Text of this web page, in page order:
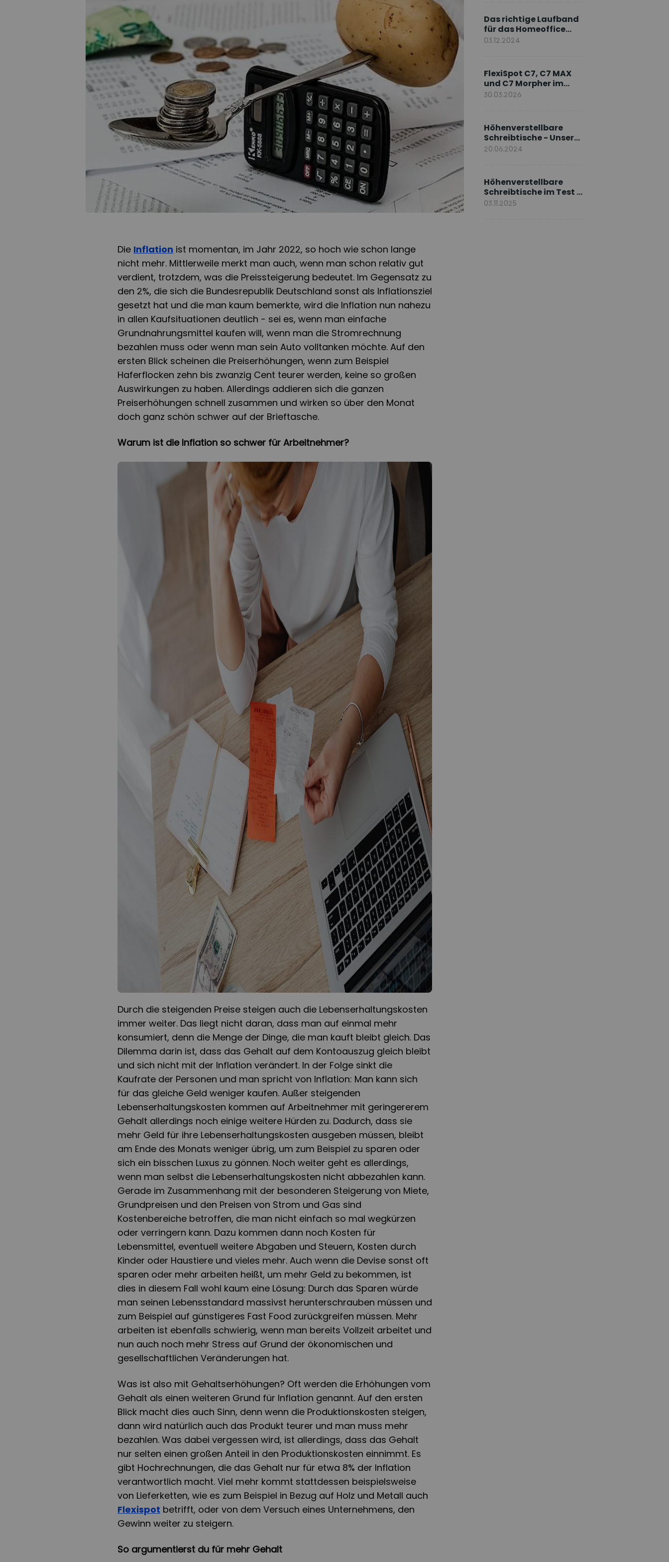
Die Inflation ist momentan, im Jahr 2022, so hoch wie schon lange
nicht mehr. Mittlerweile merkt man auch, wenn man schon relativ gut
verdient, trotzdem, was die Preissteigerung bedeutet. Im Gegensatz zu
den 2%, die sich die Bundesrepublik Deutschland sonst als Inflationsziel
gesetzt hat und die man kaum bemerkte, wird die Inflation nun nahezu
in allen Kaufsituationen deutlich - sei es, wenn man einfache
Grundnahrungsmittel kaufen will, wenn man die Stromrechnung
bezahlen muss oder wenn man sein Auto volltanken möchte. Auf den
ersten Blick scheinen die Preiserhöhungen, wenn zum Beispiel
Haferflocken zehn bis zwanzig Cent teurer werden, keine so großen
Auswirkungen zu haben. Allerdings addieren sich die ganzen
Preiserhöhungen schnell zusammen und wirken so über den Monat
doch ganz schön schwer auf der Brieftasche.
Warum ist die Inflation so schwer für Arbeitnehmer?
Durch die steigenden Preise steigen auch die Lebenserhaltungskosten
immer weiter. Das liegt nicht daran, dass man auf einmal mehr
konsumiert, denn die Menge der Dinge, die man kauft bleibt gleich. Das
Dilemma darin ist, dass das Gehalt auf dem Kontoauszug gleich bleibt
und sich nicht mit der Inflation verändert. In der Folge sinkt die
Kaufrate der Personen und man spricht von Inflation: Man kann sich
für das gleiche Geld weniger kaufen. Außer steigenden
Lebenserhaltungskosten kommen auf Arbeitnehmer mit geringererem
Gehalt allerdings noch einige weitere Hürden zu. Dadurch, dass sie
mehr Geld für ihre Lebenserhaltungskosten ausgeben müssen, bleibt
am Ende des Monats weniger übrig, um zum Beispiel zu sparen oder
sich ein bisschen Luxus zu gönnen. Noch weiter geht es allerdings,
wenn man selbst die Lebenserhaltungskosten nicht abbezahlen kann.
Gerade im Zusammenhang mit der besonderen Steigerung von Miete,
Grundpreisen und den Preisen von Strom und Gas sind
Kostenbereiche betroffen, die man nicht einfach so mal wegkürzen
oder verringern kann. Dazu kommen dann noch Kosten für
Lebensmittel, eventuell weitere Abgaben und Steuern, Kosten durch
Kinder oder Haustiere und vieles mehr. Auch wenn die Devise sonst oft
sparen oder mehr arbeiten heißt, um mehr Geld zu bekommen, ist
dies in diesem Fall wohl kaum eine Lösung: Durch das Sparen würde
man seinen Lebensstandard massivst herunterschrauben müssen und
zum Beispiel auf günstigeres Fast Food zurückgreifen müssen. Mehr
arbeiten ist ebenfalls schwierig, wenn man bereits Vollzeit arbeitet und
nun auch noch mehr Stress auf Grund der ökonomischen und
gesellschaftlichen Veränderungen hat.
Was ist also mit Gehaltserhöhungen? Oft werden die Erhöhungen vom
Gehalt als einen weiteren Grund für Inflation genannt. Auf den ersten
Blick macht dies auch Sinn, denn wenn die Produktionskosten steigen,
dann wird natürlich auch das Produkt teurer und man muss mehr
bezahlen. Was dabei vergessen wird, ist allerdings, dass das Gehalt
nur selten einen großen Anteil in den Produktionskosten einnimmt. Es
gibt Hochrechnungen, die das Gehalt nur für etwa 8% der Inflation
verantwortlich macht. Viel mehr kommt stattdessen beispielsweise
von Lieferketten, wie es zum Beispiel in Bezug auf Holz und Metall auch
Flexispot betrifft, oder von dem Versuch eines Unternehmens, den
Gewinn weiter zu steigern.
So argumentierst du für mehr Gehalt
Das richtige Laufband
für das Homeoffice
wählen
03.12.2024
FlexiSpot C7, C7 MAX
und C7 Morpher im
Vergleich: Welches
30.03.2026
Höhenverstellbare
Schreibtische - Unsere
E7-Serie
20.06.2024
Höhenverstellbare
Schreibtische im Test –
Die besten Standing
03.11.2025